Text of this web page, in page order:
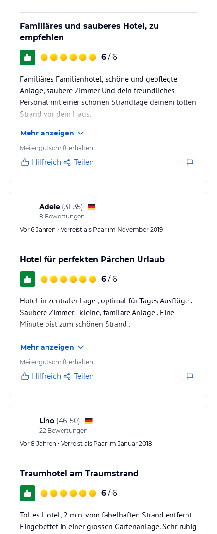
Familiäres und sauberes Hotel, zu
empfehlen
6 / 6
Familiäres Familienhotel, schöne und gepflegte
Anlage, saubere Zimmer Und dein freundliches
Personal mit einer schönen Strandlage deinem tollen
Strand vor dem Haus.
Mehr anzeigen
Meilengutschrift erhalten
Hilfreich Teilen
Adele (31-35)
8 Bewertungen
Vor 6 Jahren • Verreist als Paar im November 2019
Hotel für perfekten Pärchen Urlaub
6 / 6
Hotel in zentraler Lage , optimal für Tages Ausflüge .
Saubere Zimmer , kleine, familäre Anlage . Eine
Minute bist zum schönen Strand .
Mehr anzeigen
Meilengutschrift erhalten
Hilfreich Teilen
Lino (46-50)
22 Bewertungen
Vor 8 Jahren • Verreist als Paar im Januar 2018
Traumhotel am Traumstrand
6 / 6
Tolles Hotel, 2 min. vom fabelhaften Strand entfernt.
Eingebettet in einer grossen Gartenanlage. Sehr ruhig